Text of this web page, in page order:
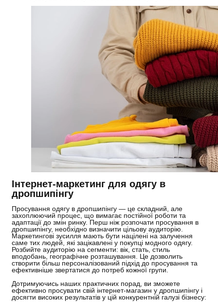
Інтернет-маркетинг для одягу в
дропшипінгу
Просування одягу в дропшипінгу — це складний, але
захоплюючий процес, що вимагає постійної роботи та
адаптації до змін ринку. Перш ніж розпочати просування в
дропшипінгу, необхідно визначити цільову аудиторію.
Маркетингові зусилля мають бути націлені на залучення
саме тих людей, які зацікавлені у покупці модного одягу.
Розбийте аудиторію на сегменти: вік, стать, стиль
вподобань, географічне розташування. Це дозволить
створити більш персоналізований підхід до просування та
ефективніше звертатися до потреб кожної групи.
Дотримуючись наших практичних порад, ви зможете
ефективно просувати свій інтернет-магазин у дропшипінгу і
досягти високих результатів у цій конкурентній галузі бізнесу: